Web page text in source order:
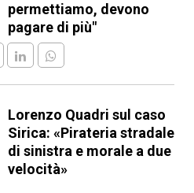
permettiamo, devono
pagare di più"
Lorenzo Quadri sul caso
Sirica: «Pirateria stradale
di sinistra e morale a due
velocità»